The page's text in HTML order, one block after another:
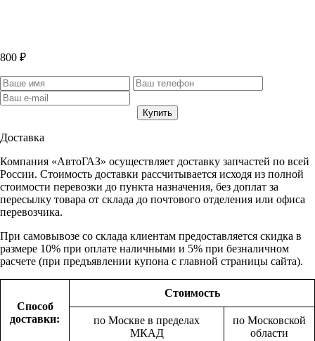
800 ₽
Доставка
Компания «АвтоГАЗ» осуществляет доставку запчастей по всей
России. Стоимость доставки рассчитывается исходя из полной
стоимости перевозки до пункта назначения, без доплат за
пересылку товара от склада до почтового отделения или офиса
перевозчика.
При самовывозе со склада клиентам предоставляется скидка в
размере 10% при оплате наличными и 5% при безналичном
расчете (при предъявлении купона с главной страницы сайта).
Способ
доставки:
Стоимость
по Москве в пределах
МКАД
по Московской
области